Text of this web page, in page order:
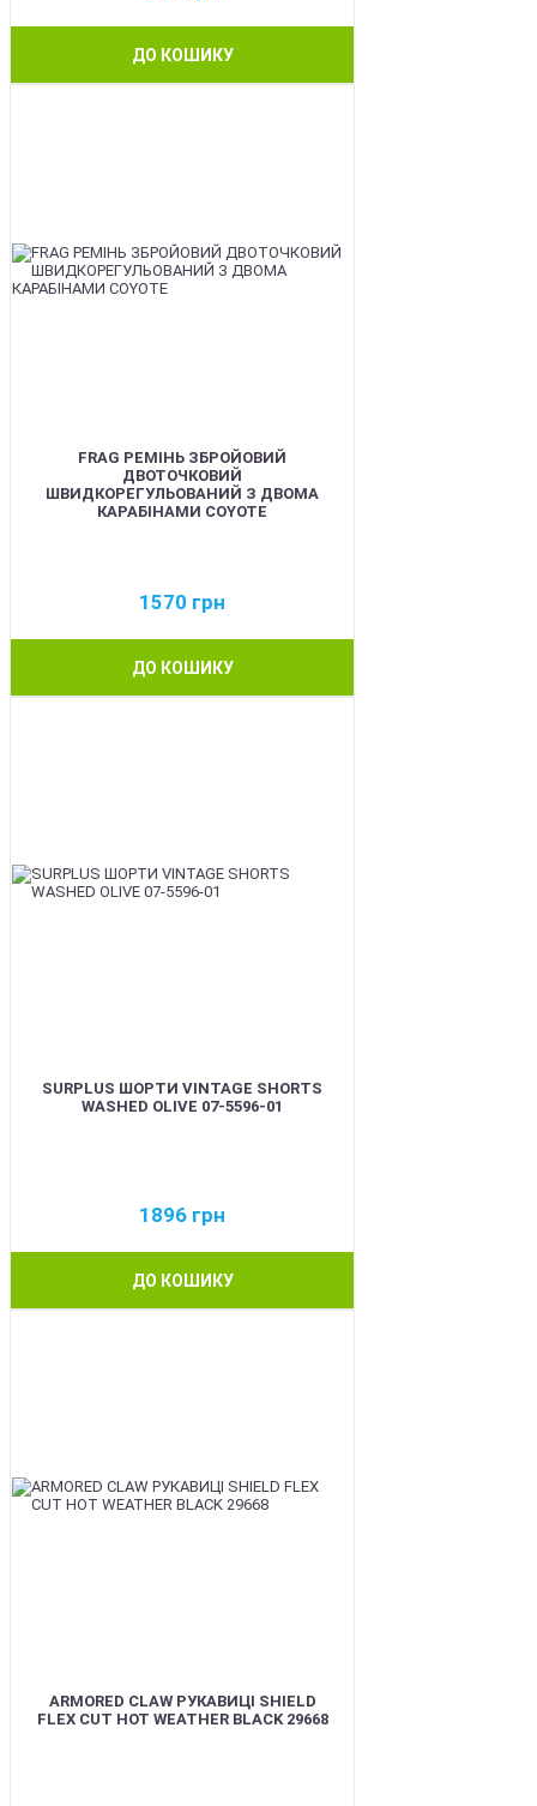
ДО КОШИКУ
FRAG РЕМІНЬ ЗБРОЙОВИЙ
ДВОТОЧКОВИЙ
ШВИДКОРЕГУЛЬОВАНИЙ З ДВОМА
КАРАБІНАМИ COYOTE
1570 грн
ДО КОШИКУ
SURPLUS ШОРТИ VINTAGE SHORTS
WASHED OLIVE 07-5596-01
1896 грн
ДО КОШИКУ
ARMORED CLAW РУКАВИЦІ SHIELD
FLEX CUT HOT WEATHER BLACK 29668